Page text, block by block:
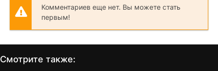
Комментариев еще нет. Вы можете стать
первым!
Смотрите также: